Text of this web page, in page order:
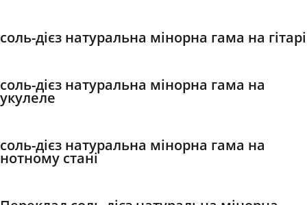
Italiano
日本語
соль-дієз натуральна мінорна гама на гітарі
соль-дієз натуральна мінорна гама на
укулеле
соль-дієз натуральна мінорна гама на
нотному стані